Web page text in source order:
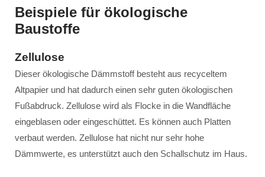
Beispiele für ökologische
Baustoffe
Zellulose
Dieser ökologische Dämmstoff besteht aus recyceltem
Altpapier und hat dadurch einen sehr guten ökologischen
Fußabdruck. Zellulose wird als Flocke in die Wandfläche
eingeblasen oder eingeschüttet. Es können auch Platten
verbaut werden. Zellulose hat nicht nur sehr hohe
Dämmwerte, es unterstützt auch den Schallschutz im Haus.